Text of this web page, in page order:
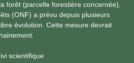
forêt (parcelle forestière concernée),
(ONF) a prévu depuis plusieurs
évolution. Cette mesure devrait
scientifique